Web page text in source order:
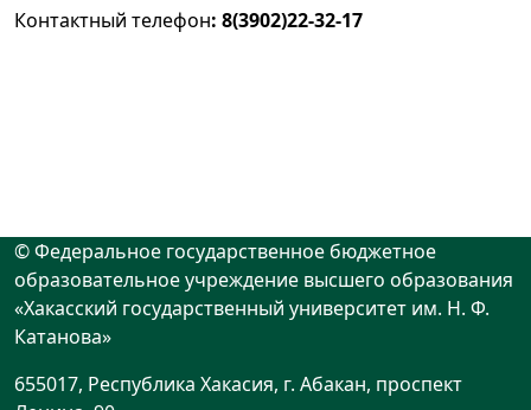
Контактный телефон: 8(3902)22-32-17
© Федеральное государственное бюджетное
образовательное учреждение высшего образования
«Хакасский государственный университет им. Н. Ф.
Катанова»
655017, Республика Хакасия, г. Абакан, проспект